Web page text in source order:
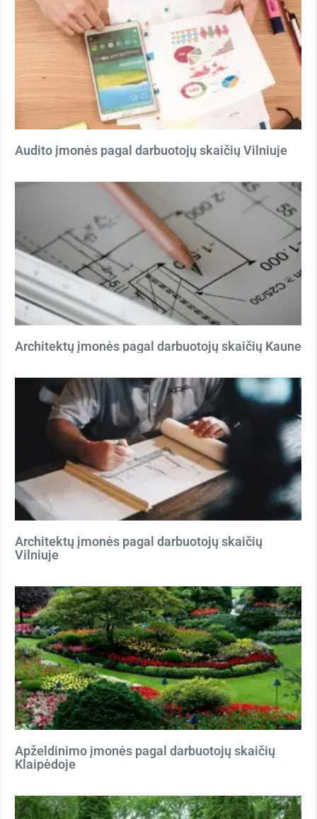
Audito įmonės pagal darbuotojų skaičių Vilniuje
Architektų įmonės pagal darbuotojų skaičių Kaune
Architektų įmonės pagal darbuotojų skaičių
Vilniuje
Apželdinimo įmonės pagal darbuotojų skaičių
Klaipėdoje